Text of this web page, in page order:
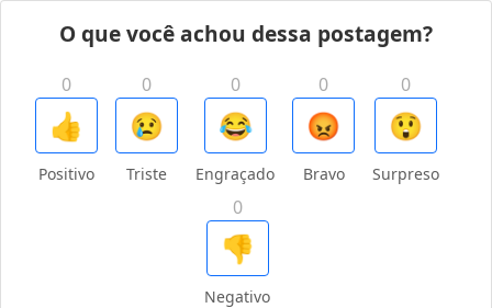
O que você achou dessa postagem?
0
👍
Positivo
0
😢
Triste
0
😂
Engraçado
0
😡
Bravo
0
😲
Surpreso
0
👎
Negativo